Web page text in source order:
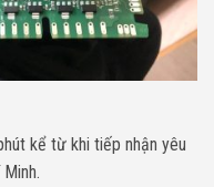
kể từ khi tiếp nhận yêu